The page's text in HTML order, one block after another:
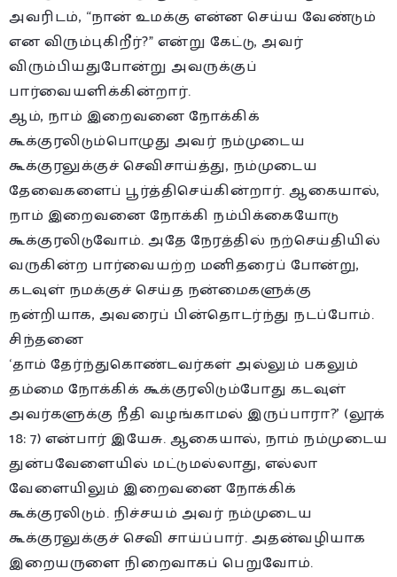
அவரிடம், “நான் உமக்கு என்ன செய்ய வேண்டும்
என விரும்புகிறீர்?” என்று கேட்டு, அவர்
விரும்பியதுபோன்று அவருக்குப்
பார்வையளிக்கின்றார்.
ஆம், நாம் இறைவனை நோக்கிக்
கூக்குரலிடும்பொழுது அவர் நம்முடைய
கூக்குரலுக்குச் செவிசாய்த்து, நம்முடைய
தேவைகளைப் பூர்த்திசெய்கின்றார். ஆகையால்,
நாம் இறைவனை நோக்கி நம்பிக்கையோடு
கூக்குரலிடுவோம். அதே நேரத்தில் நற்செய்தியில்
வருகின்ற பார்வையற்ற மனிதரைப் போன்று,
கடவுள் நமக்குச் செய்த நன்மைகளுக்கு
நன்றியாக, அவரைப் பின்தொடர்ந்து நடப்போம்.
சிந்தனை
‘தாம் தேர்ந்துகொண்டவர்கள் அல்லும் பகலும்
தம்மை நோக்கிக் கூக்குரலிடும்போது கடவுள்
அவர்களுக்கு நீதி வழங்காமல் இருப்பாரா?’ (லூக்
18: 7) என்பார் இயேசு. ஆகையால், நாம் நம்முடைய
துன்பவேளையில் மட்டுமல்லாது, எல்லா
வேளையிலும் இறைவனை நோக்கிக்
கூக்குரலிடும். நிச்சயம் அவர் நம்முடைய
கூக்குரலுக்குச் செவி சாய்ப்பார். அதன்வழியாக
இறையருளை நிறைவாகப் பெறுவோம்.